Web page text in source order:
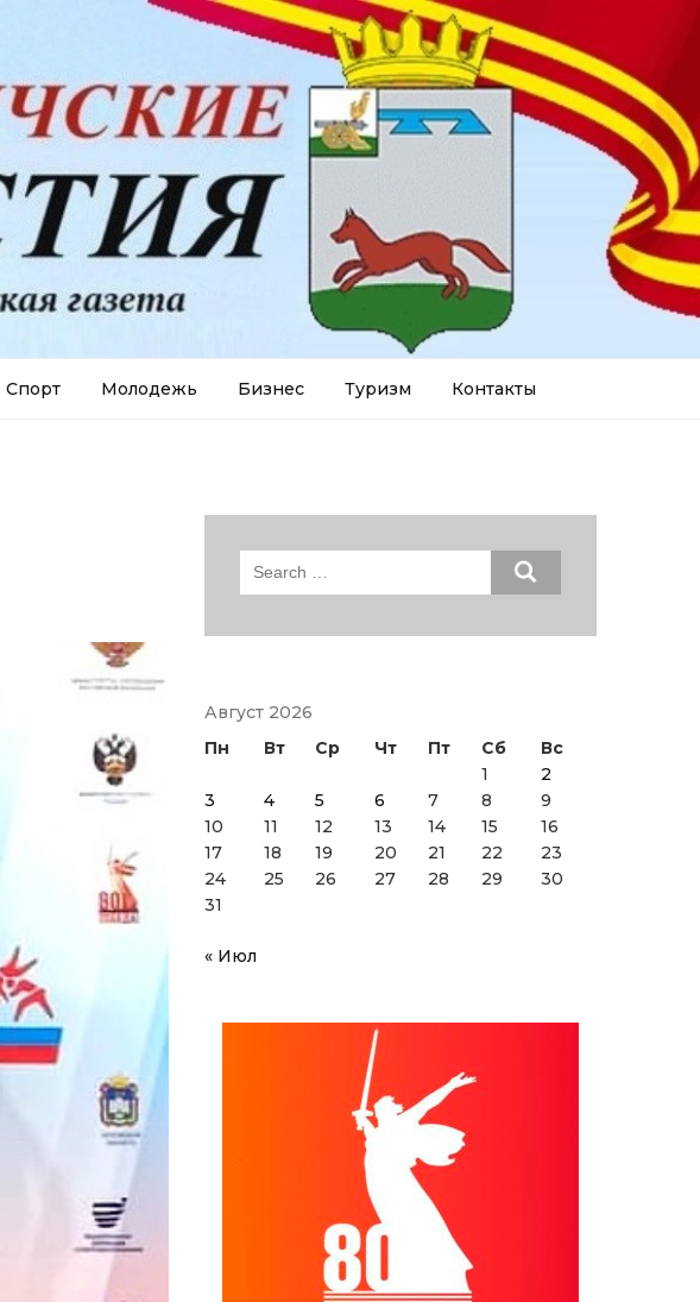
Спорт Молодежь Бизнес Туризм Контакты
Search
Август 2026
Пн
Вт Ср Чт Пт Сб
Вс
1
2
3
4 5 6 7 8
9
10
11 12 13 14 15
16
17
18 19 20 21 22
23
24
25 26 27 28 29
30
31
« Июл